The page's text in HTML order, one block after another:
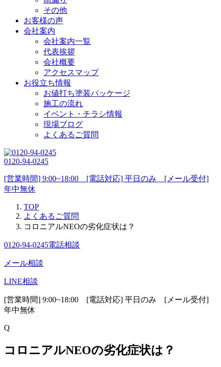
その他
お客様の声
会社案内
会社案内一覧
代表挨拶
会社概要
アクセスマップ
お役立ち情報
お値打ち塗装パッケージ
施工の流れ
イベント・チラシ情報
現場ブログ
よくあるご質問
0120-94-0245
[営業時間] 9:00~18:00 [電話対応] 平日のみ [メール受付]
年中無休
TOP
よくあるご質問
コロニアルNEOの劣化症状は？
0120-94-0245電話相談
メール相談
LINE相談
[営業時間] 9:00~18:00 [電話対応] 平日のみ [メール受付]
年中無休
Q
コロニアルNEOの劣化症状は？